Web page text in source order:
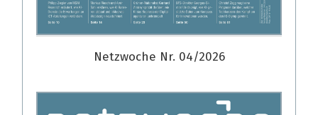
Netzwoche Nr. 04/2026